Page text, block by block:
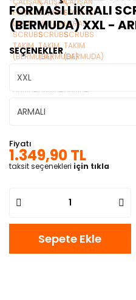
FORMASI LİKRALI
(BERMUDA) XXL -
SEÇENEKLER
Fiyatı
1.349,90 TL
taksit seçenekleri için tıkla
Sepete Ekle